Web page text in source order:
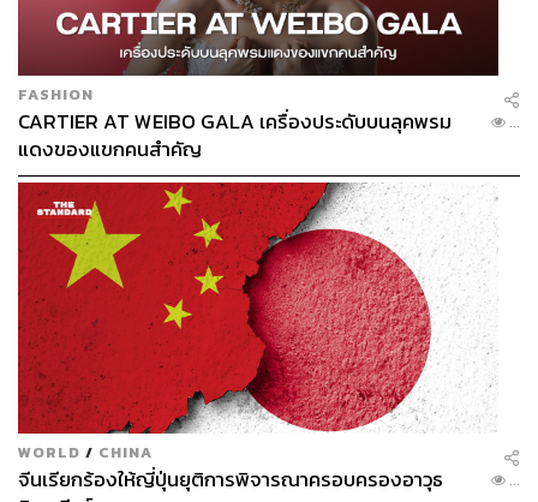
ทั้งนี้ นักลงทุนสามารถศึกษารายละเอียดเพิ่มเติม หรือติดต่อที่
ปรึกษาทางการเงิน (Client Advisor) ของ UOB Privilege
Banking ได้ที่ โทร. 0 2081 0999 หรือคลิกwww.uob.co.th/pr
ivilegebanking
อ้างอิง:
https://thestandard.co/set-index-2567-through-the-pe
rspective-of-9-brokers/
https://www.investing.com/indices/major-indices
FASHION
CARTIER AT WEIBO GALA เครื่องประดับบนลุคพรม
แดงของแขกคนสำคัญ
...
WORLD / CHINA
จีนเรียกร้องให้ญี่ปุ่นยุติการพิจารณาครอบครองอาวุธ
...